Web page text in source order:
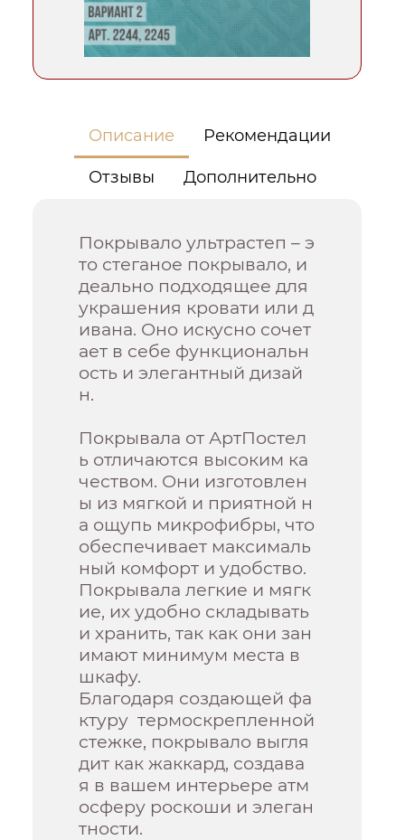
Описание Рекомендации
Отзывы Дополнительно
Покрывало ультрастеп – э
то стеганое покрывало, и
деально подходящее для
украшения кровати или д
ивана. Оно искусно сочет
ает в себе функциональн
ость и элегантный дизай
н.
Покрывала от АртПостел
ь отличаются высоким ка
чеством. Они изготовлен
ы из мягкой и приятной н
а ощупь микрофибры, что
обеспечивает максималь
ный комфорт и удобство.
Покрывала легкие и мягк
ие, их удобно складывать
и хранить, так как они зан
имают минимум места в
шкафу.
Благодаря создающей фа
ктуру термоскрепленной
стежке, покрывало выгля
дит как жаккард, создава
я в вашем интерьере атм
осферу роскоши и элеган
тности.